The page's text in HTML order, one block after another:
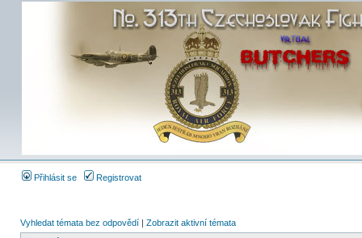
Přihlásit se Registrovat
Vyhledat témata bez odpovědí | Zobrazit aktivní témata